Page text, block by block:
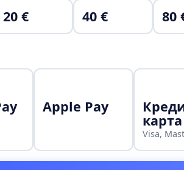
20 € 40 € 80
Apple Pay
карта
Visa,